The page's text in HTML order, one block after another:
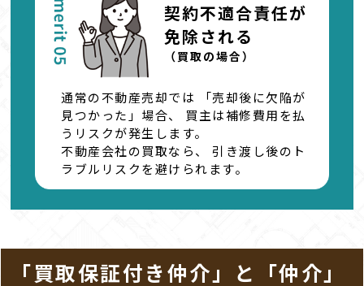
契約不適合責任が
免除される
（買取の場合）
通常の不動産売却では
「売却後に欠陥が
見つかった」場合、
買主は補修費用を払
うリスクが発生します。
不動産会社の買取なら、
引き渡し後のト
ラブルリスクを避けられます。
「買取保証付き仲介」と「仲介」